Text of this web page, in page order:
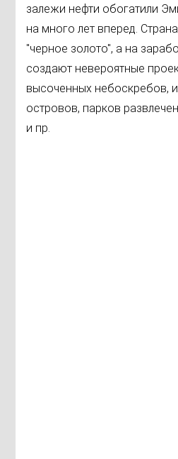
залежи нефти обогатили
на много лет вперед.
"черное золото", а на
создают невероятные
высоченных небоскребов,
островов, парков
и пр.